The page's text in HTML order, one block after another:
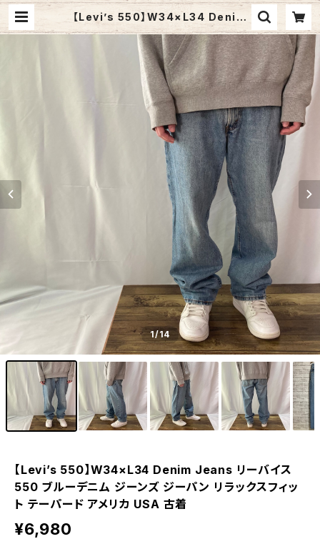
【Levi’s 550】W34×L34 Denim
Jeans リーバイス 550 ブルーデニ
ム ジーンズ ジーパン リラックスフィ
ット テーパード アメリカ USA 古着 |
Fuzzy Fuzzy
1/14
【Levi’s 550】W34×L34 Denim Jeans リーバイス
550 ブルーデニム ジーンズ ジーパン リラックスフィッ
ト テーパード アメリカ USA 古着
¥6,980